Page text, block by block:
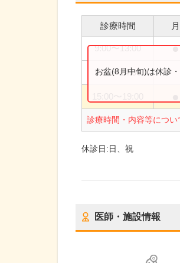
診療時間 月
9:00〜13:00 ●
9:00〜14:00
診療時間・内容等につい
お盆(8月中旬)は休診
休診日:日、祝
医師・施設情報